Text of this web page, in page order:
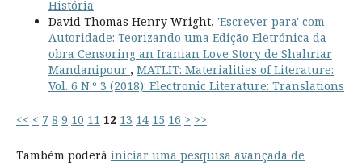
História
David Thomas Henry Wright, 'Escrever para' com
Autoridade: Teorizando uma Edição Eletrónica da
obra Censoring an Iranian Love Story de Shahriar
Mandanipour , MATLIT: Materialities of Literature:
Vol. 6 N.º 3 (2018): Electronic Literature: Translations
<< < 7 8 9 10 11 12 13 14 15 16 > >>
Também poderá iniciar uma pesquisa avançada de